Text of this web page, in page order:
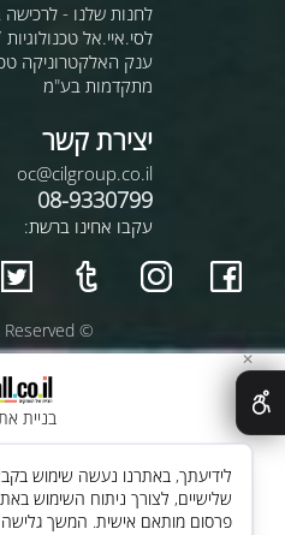
לחנות שלנו -
לסי.איי.אל טכנולוגיות 1997 בע"מ
ענק האלקטרוניקה
מתקדמות בע"מ
יצירת קשר
oc@cilgroup.co.il
08-9330799
עקבו אחינו ברשת:
© All Rights Reserved
בניית
✕
שלישיים, לצורך ניתוח השימוש
פרסום מותאם אישית. המשך